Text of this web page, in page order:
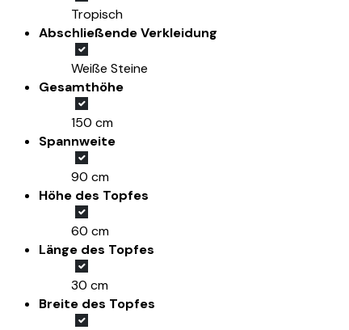
Tropisch
Abschließende Verkleidung
Weiße Steine
Gesamthöhe
150 cm
Spannweite
90 cm
Höhe des Topfes
60 cm
Länge des Topfes
30 cm
Breite des Topfes